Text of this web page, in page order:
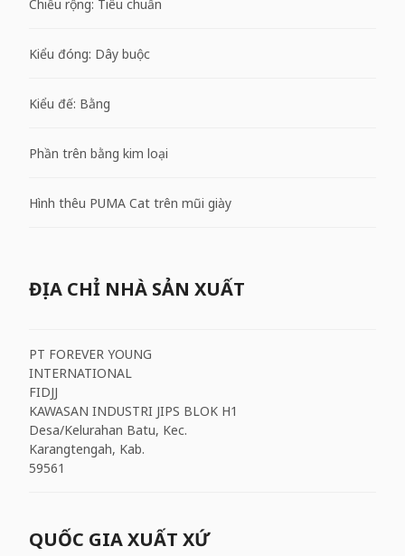
Chiều rộng: Tiêu chuẩn
Kiểu đóng: Dây buộc
Kiểu đế: Bằng
Phần trên bằng kim loại
Hình thêu PUMA Cat trên mũi giày
ĐỊA CHỈ NHÀ SẢN XUẤT
PT FOREVER YOUNG
INTERNATIONAL
FIDJJ
KAWASAN INDUSTRI JIPS BLOK H1
Desa/Kelurahan Batu, Kec.
Karangtengah, Kab.
59561
QUỐC GIA XUẤT XỨ